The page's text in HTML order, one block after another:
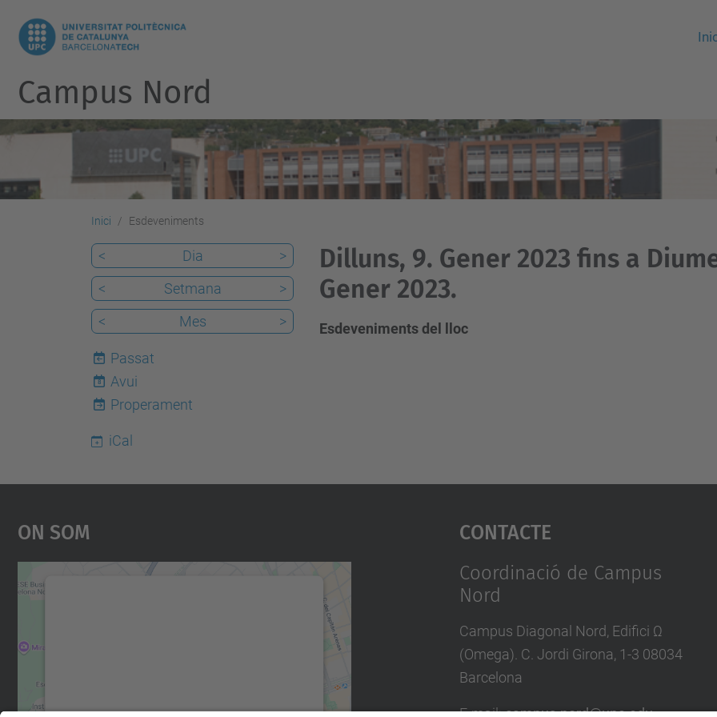
Campus Nord
Inici Esdeveniments
Dilluns, 9. Gener 2023 fins a
Gener 2023.
Esdeveniments del lloc
< Dia
>
<
Setmana
>
<
Mes >
Passat
8
Avui
Properament
iCal
On Som Contacte
Coordinació de Campus
Nord
Campus Diagonal Nord, Edifici Ω
(Omega). C. Jordi Girona, 1-3 08034
Barcelona
E-mail:campus.nord@upc.edu